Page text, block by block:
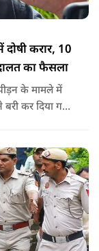
करार, 10
का फैसला
के मामले में
कर दिया गया